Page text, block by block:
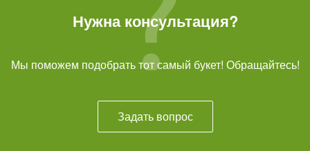
Нужна консультация?
Мы поможем подобрать тот самый букет! Обращайтесь!
Задать вопрос